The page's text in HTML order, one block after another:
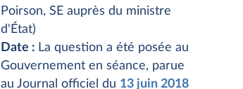
Poirson, SE auprès du ministre
d'État)
Date : La question a été posée au
Gouvernement en séance, parue
au Journal officiel du 13 juin 2018